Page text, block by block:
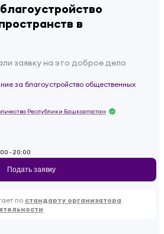
в
заявку на это доброе дело
за благоустройство общественных
Республики Башкортостан
- 20:00
Подать заявку
по стандарту организатора